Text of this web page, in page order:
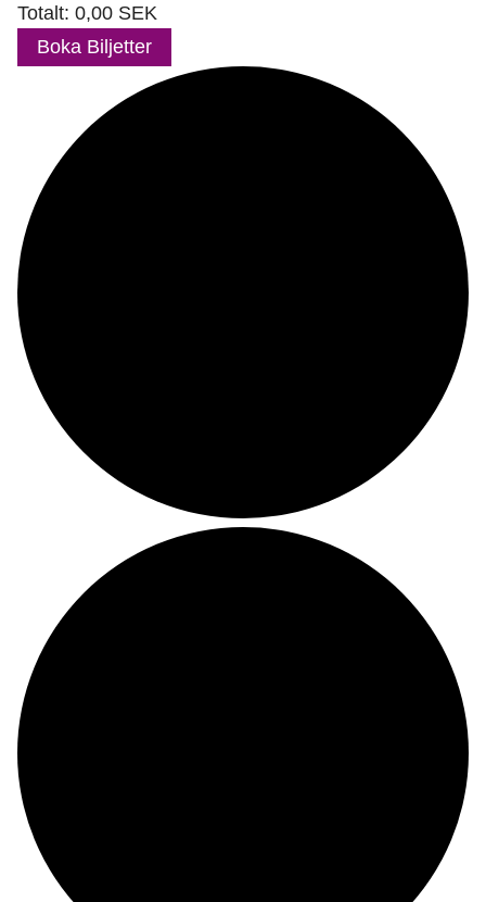
Totalt: 0,00 SEK
Boka Biljetter